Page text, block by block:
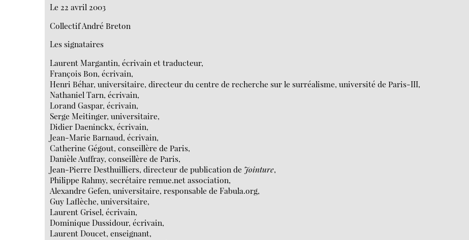
Le 22 avril 2003
Collectif André Breton
Les signataires
Laurent Margantin, écrivain et traducteur,
François Bon, écrivain,
Henri Béhar, universitaire, directeur du centre de recherche sur le surréalisme, université de Paris-III,
Nathaniel Tarn, écrivain,
Lorand Gaspar, écrivain,
Serge Meitinger, universitaire,
Didier Daeninckx, écrivain,
Jean-Marie Barnaud, écrivain,
Catherine Gégout, conseillère de Paris,
Danièle Auffray, conseillère de Paris,
Jean-Pierre Desthuilliers, directeur de publication de Jointure,
Philippe Rahmy, secrétaire remue.net association,
Alexandre Gefen, universitaire, responsable de Fabula.org,
Guy Laflèche, universitaire,
Laurent Grisel, écrivain,
Dominique Dussidour, écrivain,
Laurent Doucet, enseignant,